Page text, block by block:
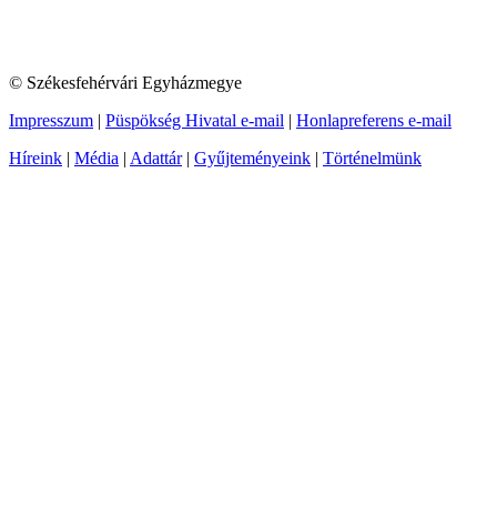
© Székesfehérvári Egyházmegye
Impresszum | Püspökség Hivatal e-mail | Honlapreferens e-mail
Híreink | Média | Adattár| Gyűjteményeink | Történelmünk